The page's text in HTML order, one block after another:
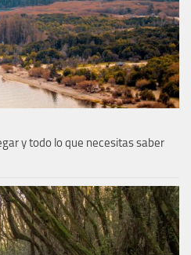
y todo lo que necesitas saber